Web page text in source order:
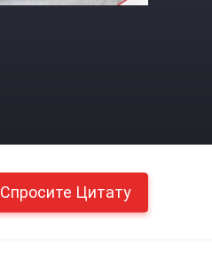
Спросите Цитату